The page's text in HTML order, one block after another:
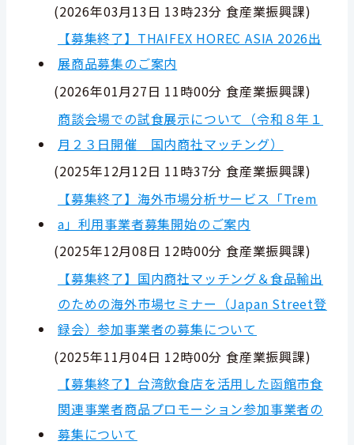
(2026年03月13日 13時23分 食産業振興課)
【募集終了】THAIFEX HOREC ASIA 2026出
展商品募集のご案内
(2026年01月27日 11時00分 食産業振興課)
商談会場での試食展示について（令和８年１
月２３日開催 国内商社マッチング）
(2025年12月12日 11時37分 食産業振興課)
【募集終了】海外市場分析サービス「Trem
a」利用事業者募集開始のご案内
(2025年12月08日 12時00分 食産業振興課)
【募集終了】国内商社マッチング＆食品輸出
のための海外市場セミナー（Japan Street登
録会）参加事業者の募集について
(2025年11月04日 12時00分 食産業振興課)
【募集終了】台湾飲食店を活用した函館市食
関連事業者商品プロモーション参加事業者の
募集について